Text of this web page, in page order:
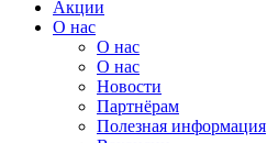
Акции
О нас
О нас
О нас
Новости
Партнёрам
Полезная информация